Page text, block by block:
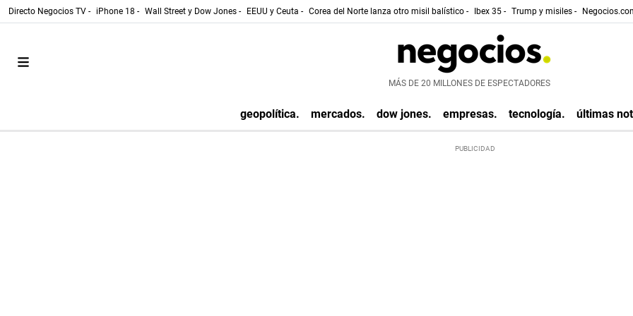
Directo Negocios TV - iPhone 18 - Wall Street y Dow Jones - EEUU y Ceuta - Corea del Norte lanza otro misil balístico - Ibex 35 - Trump y misiles -
MÁS DE 20 MILLONES DE ESPECTADORES
geopolítica. mercados. dow jones. empresas. tecnología. últimas